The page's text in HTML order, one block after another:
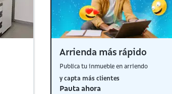
Arrienda más rápido
Publica tu inmueble en arriendo
y capta más clientes
Pauta ahora